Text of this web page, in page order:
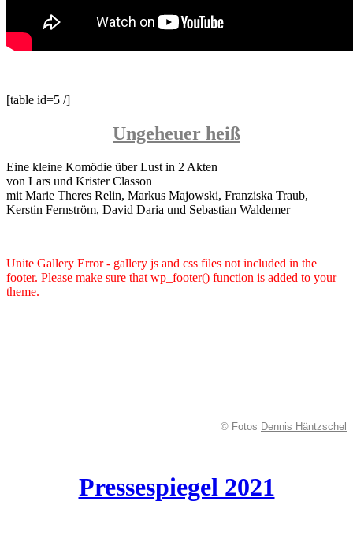
[table id=5 /]
Ungeheuer heiß
Eine kleine Komödie über Lust in 2 Akten
von Lars und Krister Classon
mit Marie Theres Relin, Markus Majowski, Franziska Traub,
Kerstin Fernström, David Daria und Sebastian Waldemer
Unite Gallery Error - gallery js and css files not included in the
footer. Please make sure that wp_footer() function is added to your
theme.
© Fotos Dennis Häntzschel
Pressespiegel 2021